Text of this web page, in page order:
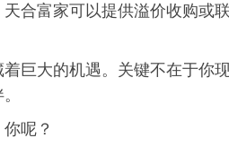
合富家可以提供溢价收购或
巨大的机遇。关键不在于你
呢？